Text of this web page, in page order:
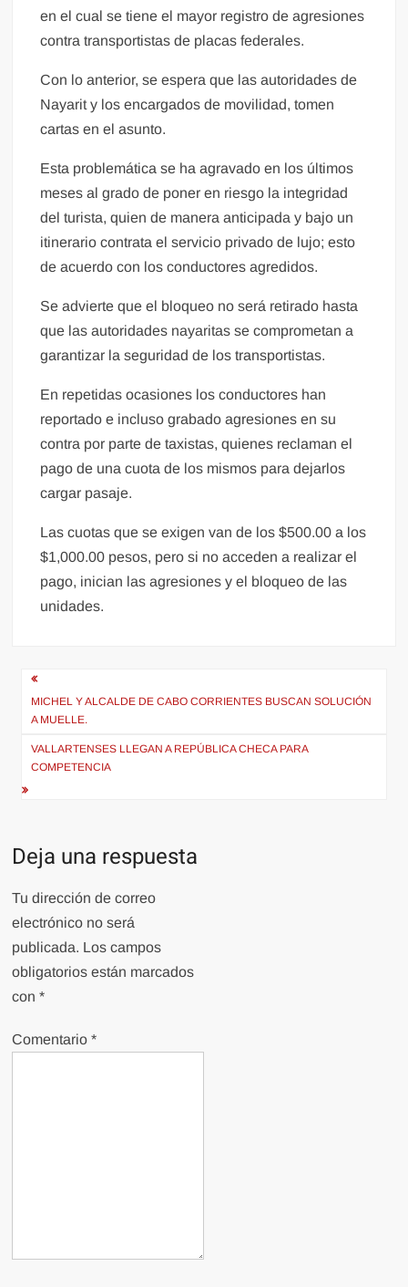
en el cual se tiene el mayor registro de agresiones
contra transportistas de placas federales.
Con lo anterior, se espera que las autoridades de
Nayarit y los encargados de movilidad, tomen
cartas en el asunto.
Esta problemática se ha agravado en los últimos
meses al grado de poner en riesgo la integridad
del turista, quien de manera anticipada y bajo un
itinerario contrata el servicio privado de lujo; esto
de acuerdo con los conductores agredidos.
Se advierte que el bloqueo no será retirado hasta
que las autoridades nayaritas se comprometan a
garantizar la seguridad de los transportistas.
En repetidas ocasiones los conductores han
reportado e incluso grabado agresiones en su
contra por parte de taxistas, quienes reclaman el
pago de una cuota de los mismos para dejarlos
cargar pasaje.
Las cuotas que se exigen van de los $500.00 a los
$1,000.00 pesos, pero si no acceden a realizar el
pago, inician las agresiones y el bloqueo de las
unidades.
Navegación
de
entradas
MICHEL Y ALCALDE DE CABO CORRIENTES BUSCAN SOLUCIÓN
A MUELLE.
VALLARTENSES LLEGAN A REPÚBLICA CHECA PARA
COMPETENCIA
Deja una respuesta
Tu dirección de correo
electrónico no será
publicada. Los campos
obligatorios están marcados
con*
Comentario*